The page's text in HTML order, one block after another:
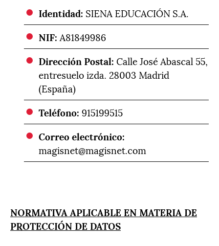
Identidad: SIENA EDUCACIÓN S.A.
NIF:A81849986
Dirección Postal:Calle José Abascal 55,
entresuelo izda. 28003 Madrid
(España)
Teléfono: 915199515
Correo electrónico:
magisnet@magisnet.com
NORMATIVA APLICABLE EN MATERIA DE
PROTECCIÓN DE DATOS